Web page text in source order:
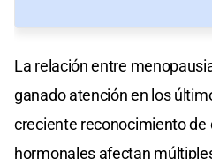
La relación entre
ganado atención en los
creciente reconocimiento de
hormonales afectan